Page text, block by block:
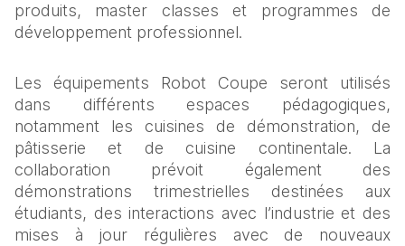
produits, master classes et programmes de
développement professionnel.
Les équipements Robot Coupe seront utilisés
dans différents espaces pédagogiques,
notamment les cuisines de démonstration, de
pâtisserie et de cuisine continentale. La
collaboration prévoit également des
démonstrations trimestrielles destinées aux
étudiants, des interactions avec l’industrie et des
mises à jour régulières avec de nouveaux